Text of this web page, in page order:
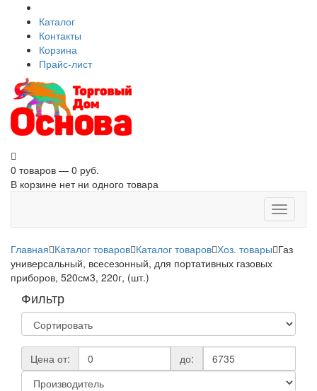
Каталог
Контакты
Корзина
Прайс-лист
0 товаров — 0 руб.
В корзине нет ни одного товара
Toggle
Главная Каталог товаров Каталог товаров Хоз. товары Газ
универсальный, всесезонный, для портативных газовых
приборов, 520см3, 220г, (шт.)
Фильтр
Цена от: до: